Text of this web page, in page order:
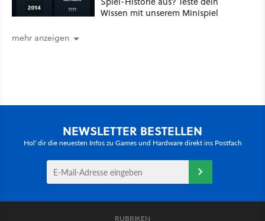
Wissen mit unserem Minispiel
mehr anzeigen
NEWSLETTER BESTELLEN
Hol' dir die neuesten Infos zu Games und Hardware direkt ins Postfach
RUBRIKEN